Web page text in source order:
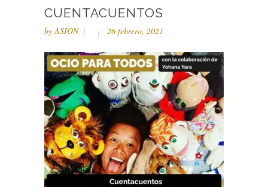
CUENTACUENTOS
byASION 26 febrero, 2021